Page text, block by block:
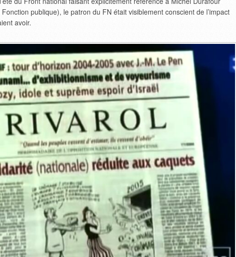
publique), le patron du FN était visiblement conscient de l’impact
avoir.